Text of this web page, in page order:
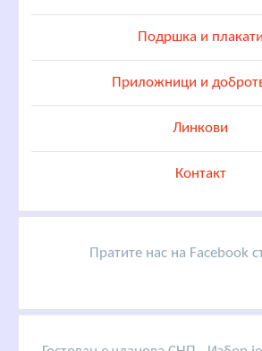
Подршка и плакати
Приложници и
Линкови
Контакт
Пратите нас на Facebook